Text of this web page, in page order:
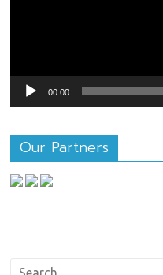
00:00
Our Partners